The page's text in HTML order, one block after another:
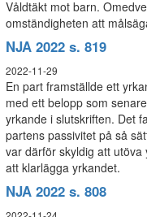
Våldtäkt mot barn.
omständigheten att
NJA 2022 s. 819
2022-11-29
En part framställde ett
med ett belopp som
yrkande i slutskriften. Det
partens passivitet på så
var därför skyldig att
att klarlägga yrkandet.
NJA 2022 s. 808